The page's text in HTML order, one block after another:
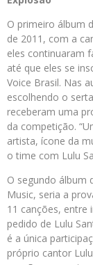
O primeiro álbum
de 2011, com a
eles continuaram
até que eles se
Voice Brasil. Nas
escolhendo o
receberam uma
da competição.
artista, ícone da
o time com Lulu
O segundo álbum
Music, seria a
11 canções, entre
pedido de Lulu
é a única
próprio cantor